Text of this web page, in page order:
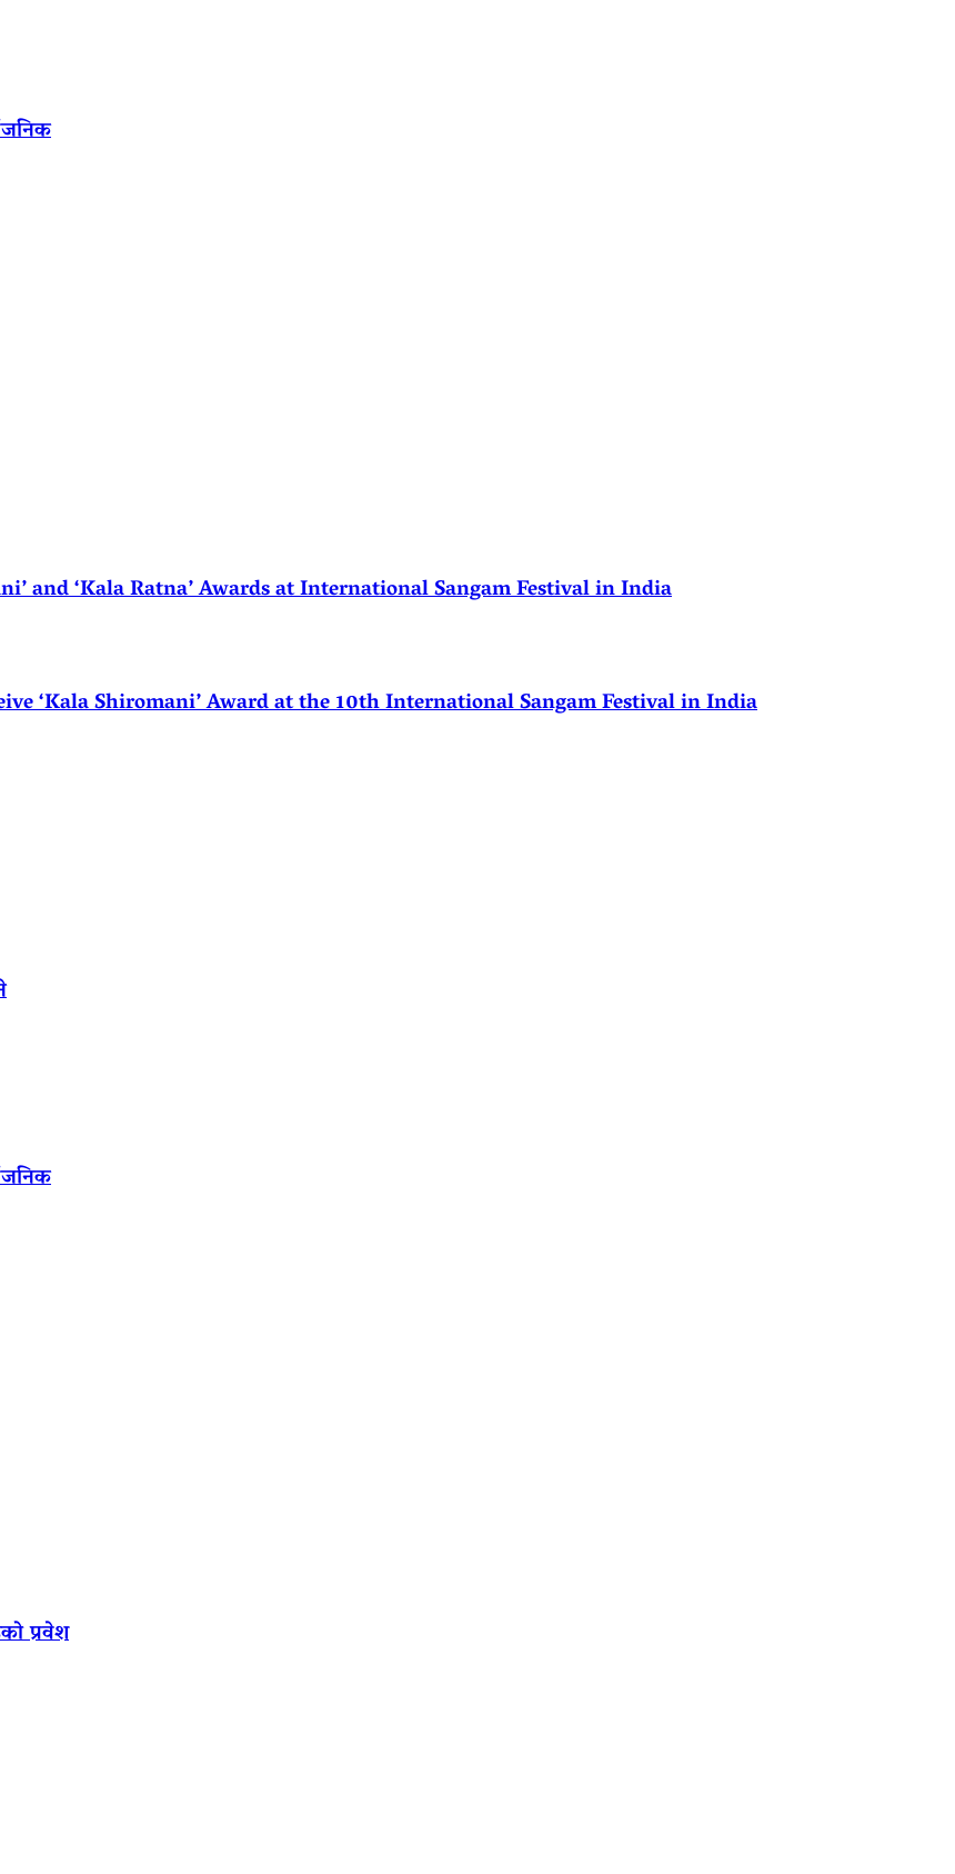
and ‘Kala Ratna’ Awards at International Sangam Festival in India
‘Kala Shiromani’ Award at the 10th International Sangam Festival in India
प्रवेश